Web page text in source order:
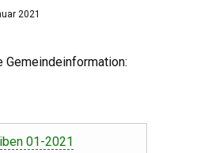
2021
Gemeindeinformation:
01-2021